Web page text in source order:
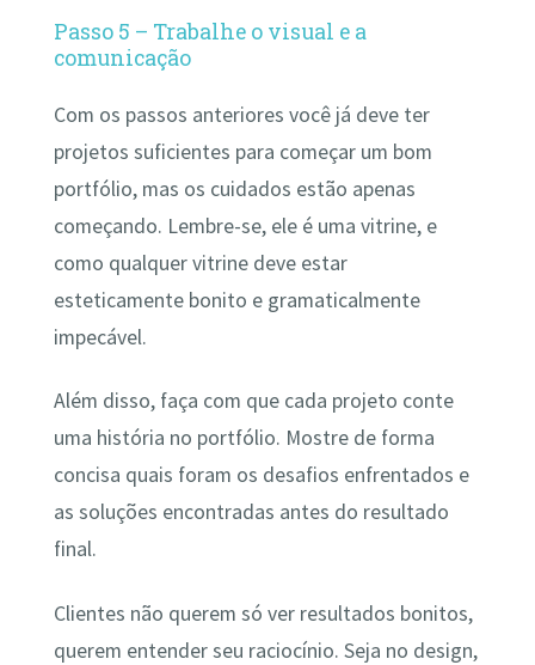
Passo 5 – Trabalhe o visual e a
comunicação
Com os passos anteriores você já deve ter
projetos suficientes para começar um bom
portfólio, mas os cuidados estão apenas
começando. Lembre-se, ele é uma vitrine, e
como qualquer vitrine deve estar
esteticamente bonito e gramaticalmente
impecável.
Além disso, faça com que cada projeto conte
uma história no portfólio. Mostre de forma
concisa quais foram os desafios enfrentados e
as soluções encontradas antes do resultado
final.
Clientes não querem só ver resultados bonitos,
querem entender seu raciocínio. Seja no design,